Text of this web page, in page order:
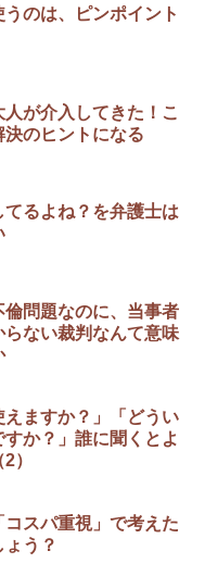
のは、ピンポイント
が介入してきた！こ
のヒントになる
るよね？を弁護士は
倫問題なのに、当事者
ない裁判なんて意味
えますか？」「どうい
か？」誰に聞くとよ
）
スパ重視」で考えた
う？